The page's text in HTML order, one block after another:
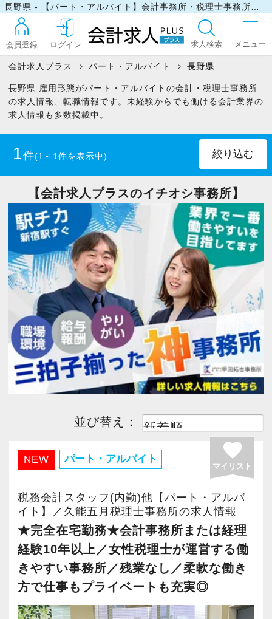
会員登録 ログイン 求人検索
ログイン
マイリスト
お問い合わせ
今すぐ会員登録
PC版サイトを見る
採用ご担当者様
会計求人プラス パート・アルバイト 長野県
長野県 雇用形態がパート・アルバイトの会計・税理士事務所
の求人情報、転職情報です。未経験からでも働ける会計業界の
求人情報も多数掲載中。
1件(1～1件を表示中)
税理士(1)
税理士科目合格者(未登録)(1)
税理士科目一部合格者(1) 日商簿記1級(1)
日商簿記2級(1) 日商簿記3級(1)
経験者優遇(1) 完全週休２日
子育て応援(1) 主婦・主夫歓迎(1)
駅から５分以内(1) ボーナスあり(1)
勤務時間調整可(1) 月間残業30時間以内
社会保険完備(1) テレワーク推進
【会計求人プラスのイチオシ事務所】
並び替え：
NEW パート・アルバイト favorite
マイリスト
税務会計スタッフ(内勤)他【パート・アルバ
イト】／久能五月税理士事務所の求人情報
★完全在宅勤務★会計事務所または経理
経験10年以上／女性税理士が運営する働
きやすい事務所／残業なし／柔軟な働き
方で仕事もプライベートも充実◎